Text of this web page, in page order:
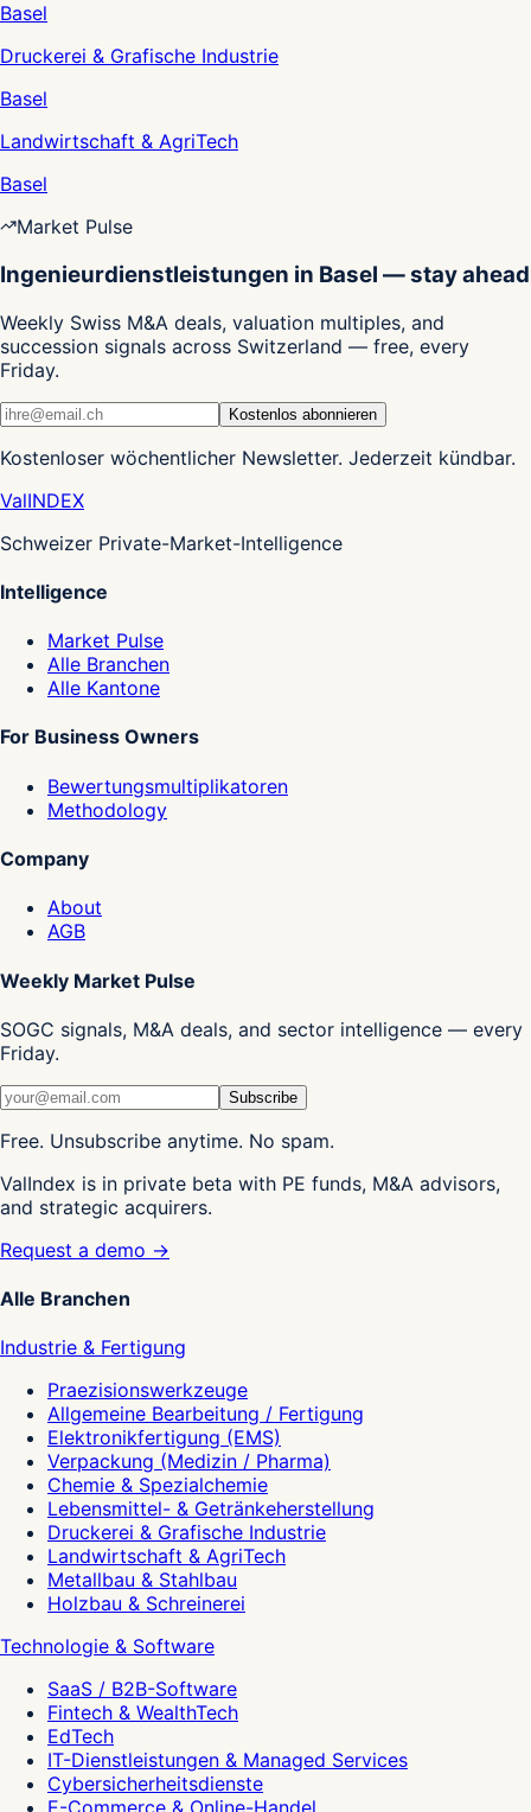
Basel
Druckerei & Grafische Industrie
Basel
Landwirtschaft & AgriTech
Basel
Market Pulse
Ingenieurdienstleistungen in Basel — stay ahead
Weekly Swiss M&A deals, valuation multiples, and
succession signals across Switzerland — free, every
Friday.
Kostenlos abonnieren
Kostenloser wöchentlicher Newsletter. Jederzeit kündbar.
ValINDEX
Schweizer Private-Market-Intelligence
Intelligence
Market Pulse
Alle Branchen
Alle Kantone
For Business Owners
Bewertungsmultiplikatoren
Methodology
Company
About
AGB
Weekly Market Pulse
SOGC signals, M&A deals, and sector intelligence — every
Friday.
Subscribe
Free. Unsubscribe anytime. No spam.
ValIndex is in private beta with PE funds, M&A advisors,
and strategic acquirers.
Request a demo →
Alle Branchen
Industrie & Fertigung
Praezisionswerkzeuge
Allgemeine Bearbeitung / Fertigung
Elektronikfertigung (EMS)
Verpackung (Medizin / Pharma)
Chemie & Spezialchemie
Lebensmittel- & Getränkeherstellung
Druckerei & Grafische Industrie
Landwirtschaft & AgriTech
Metallbau & Stahlbau
Holzbau & Schreinerei
Technologie & Software
SaaS / B2B-Software
Fintech & WealthTech
EdTech
IT-Dienstleistungen & Managed Services
Cybersicherheitsdienste